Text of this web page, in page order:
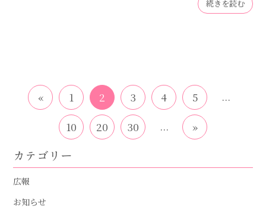
続きを読む
« 1 2 3 4 5 ...
10 20 30 ... »
カテゴリー
広報
お知らせ